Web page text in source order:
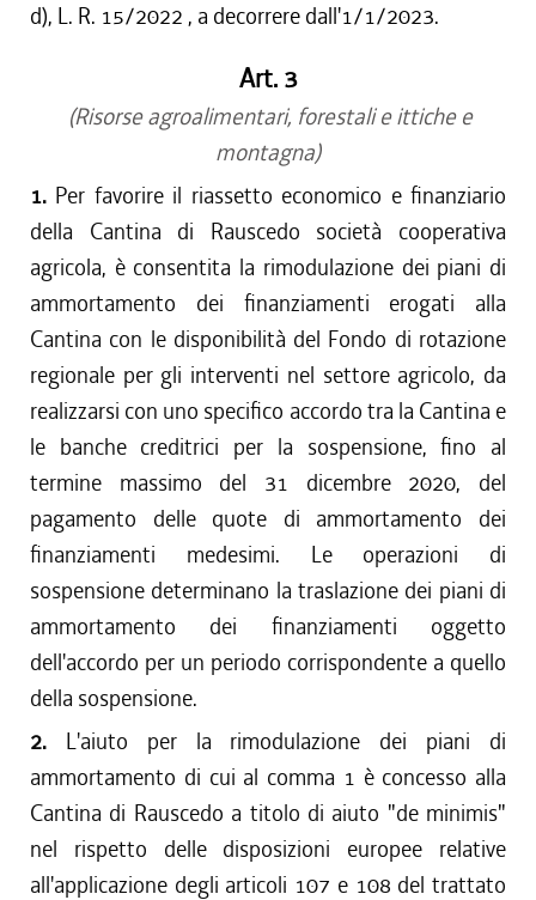
d), L. R. 15/2022 , a decorrere dall'1/1/2023.
Art. 3
(Risorse agroalimentari, forestali e ittiche e
montagna)
1. Per favorire il riassetto economico e finanziario
della Cantina di Rauscedo società cooperativa
agricola, è consentita la rimodulazione dei piani di
ammortamento dei finanziamenti erogati alla
Cantina con le disponibilità del Fondo di rotazione
regionale per gli interventi nel settore agricolo, da
realizzarsi con uno specifico accordo tra la Cantina e
le banche creditrici per la sospensione, fino al
termine massimo del 31 dicembre 2020, del
pagamento delle quote di ammortamento dei
finanziamenti medesimi. Le operazioni di
sospensione determinano la traslazione dei piani di
ammortamento dei finanziamenti oggetto
dell'accordo per un periodo corrispondente a quello
della sospensione.
2. L'aiuto per la rimodulazione dei piani di
ammortamento di cui al comma 1 è concesso alla
Cantina di Rauscedo a titolo di aiuto "de minimis"
nel rispetto delle disposizioni europee relative
all'applicazione degli articoli 107 e 108 del trattato